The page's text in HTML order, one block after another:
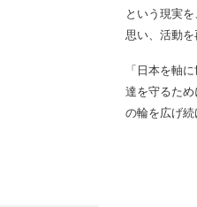
という現実
思い、活動を
「日本を軸
達を守るた
の輪を広げ続